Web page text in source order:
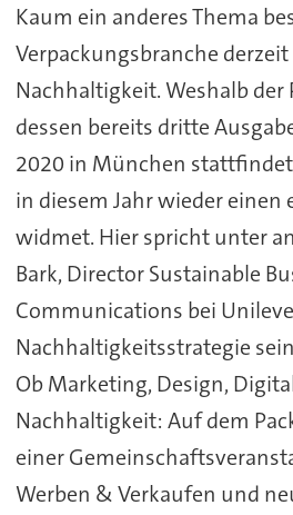
Kaum ein anderes Thema
Verpackungsbranche
Nachhaltigkeit. Weshalb der
dessen bereits dritte
2020 in München
in diesem Jahr wieder einen
widmet. Hier spricht unter
Bark, Director Sustainable
Communications bei
Nachhaltigkeitsstrategie
Ob Marketing, Design,
Nachhaltigkeit: Auf dem
einer
Werben & Verkaufen und